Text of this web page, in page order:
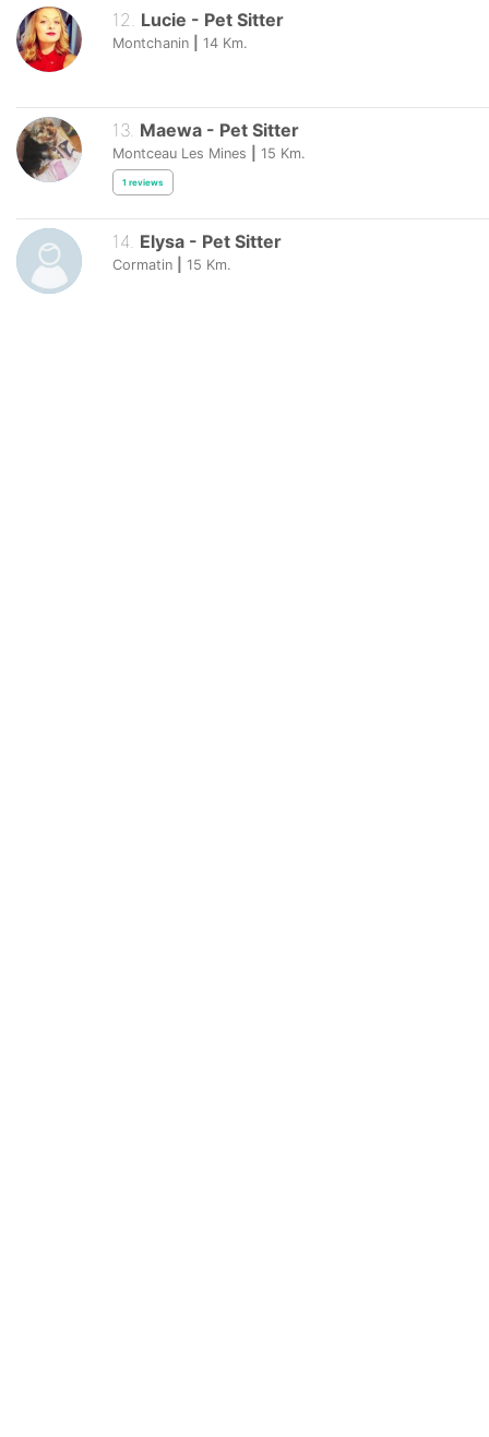
12. Lucie - Pet Sitter
Montchanin 14 Km.
13. Maewa - Pet Sitter
Montceau Les Mines 15 Km.
1 reviews
14 Elysa - Pet Sitter
Cormatin 15 Km.